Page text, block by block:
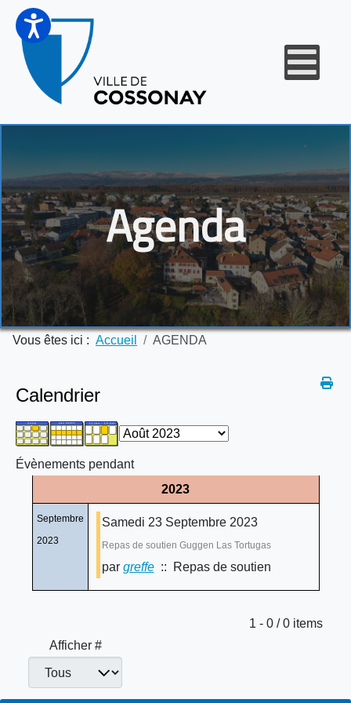
Agenda
Vous êtes ici : Accueil AGENDA
Calendrier
Évènements pendant
2023
Septembre
2023
Samedi 23 Septembre 2023
Repas de soutien Guggen Las Tortugas
par greffe:: Repas de soutien
Limite de la pagination
1 - 0 / 0 items
Afficher #